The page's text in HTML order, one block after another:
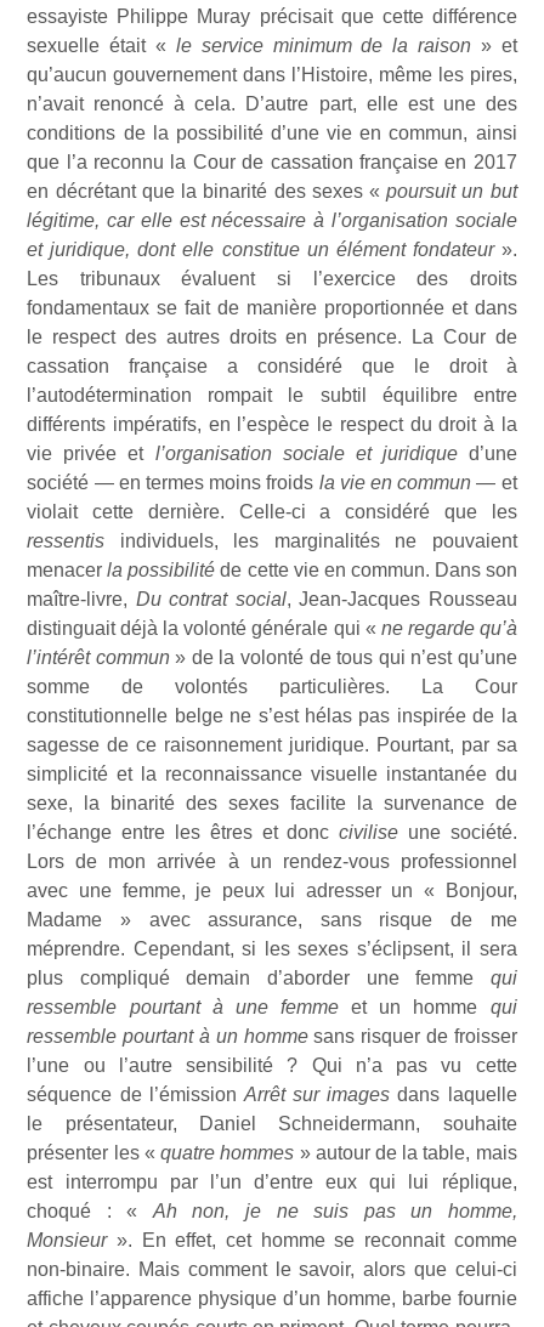
essayiste Philippe Muray précisait que cette différence
sexuelle était « le service minimum de la raison» et
qu’aucun gouvernement dans l’Histoire, même les pires,
n’avait renoncé à cela. D’autre part, elle est une des
conditions de la possibilité d’une vie en commun, ainsi
que l’a reconnu la Cour de cassation française en 2017
en décrétant que la binarité des sexes «poursuit un but
légitime, car elle est nécessaire à l’organisation sociale
et juridique, dont elle constitue un élément fondateur».
Les tribunaux évaluent si l’exercice des droits
fondamentaux se fait de manière proportionnée et dans
le respect des autres droits en présence. La Cour de
cassation française a considéré que le droit à
l’autodétermination rompait le subtil équilibre entre
différents impératifs, en l’espèce le respect du droit à la
vie privée et l’organisation sociale et juridique d’une
société — en termes moins froids la vie en commun — et
violait cette dernière. Celle-ci a considéré que les
ressentis individuels, les marginalités ne pouvaient
menacerla possibilité de cette vie en commun. Dans son
maître-livre, Du contrat social, Jean-Jacques Rousseau
distinguait déjà la volonté générale qui « ne regarde qu’à
l’intérêt commun» de la volonté de tous qui n’est qu’une
somme de volontés particulières. La Cour
constitutionnelle belge ne s’est hélas pas inspirée de la
sagesse de ce raisonnement juridique. Pourtant, par sa
simplicité et la reconnaissance visuelle instantanée du
sexe, la binarité des sexes facilite la survenance de
l’échange entre les êtres et donc civilise une société.
Lors de mon arrivée à un rendez-vous professionnel
avec une femme, je peux lui adresser un « Bonjour,
Madame » avec assurance, sans risque de me
méprendre. Cependant, si les sexes s’éclipsent, il sera
plus compliqué demain d’aborder une femme qui
ressemble pourtant à une femme et un homme qui
ressemble pourtant à un hommesans risquer de froisser
l’une ou l’autre sensibilité ? Qui n’a pas vu cette
séquence de l’émission Arrêt sur images dans laquelle
le présentateur, Daniel Schneidermann, souhaite
présenter les «quatre hommes » autour de la table, mais
est interrompu par l’un d’entre eux qui lui réplique,
choqué : « Ah non, je ne suis pas un homme,
Monsieur». En effet, cet homme se reconnait comme
non-binaire. Mais comment le savoir, alors que celui-ci
affiche l’apparence physique d’un homme, barbe fournie